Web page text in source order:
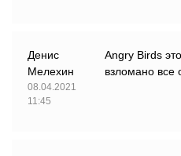
Денис
Мелехин
08.04.2021
11:45
Angry Birds
взломано все